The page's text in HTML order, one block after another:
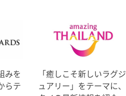
みを
らテ
「癒しこそ新しいラグジ
ュアリー」をテーマに、